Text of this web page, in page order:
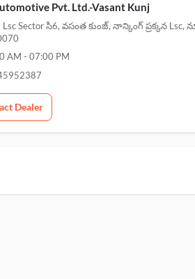
Pvt. Ltd.-Vasant Kunj
Lsc Sector సి6, వసంత కుంజ్, నాన్కింగ్ ప్రక్కన Lsc,
AM - 07:00 PM
Dealer